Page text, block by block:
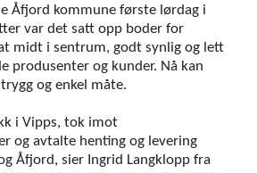
Åfjord kommune første lørdag i
var det satt opp boder for
midt i sentrum, godt synlig og lett
produsenter og kunder. Nå kan
og enkel måte.
i Vipps, tok imot
og avtalte henting og levering
Åfjord, sier Ingrid Langklopp fra